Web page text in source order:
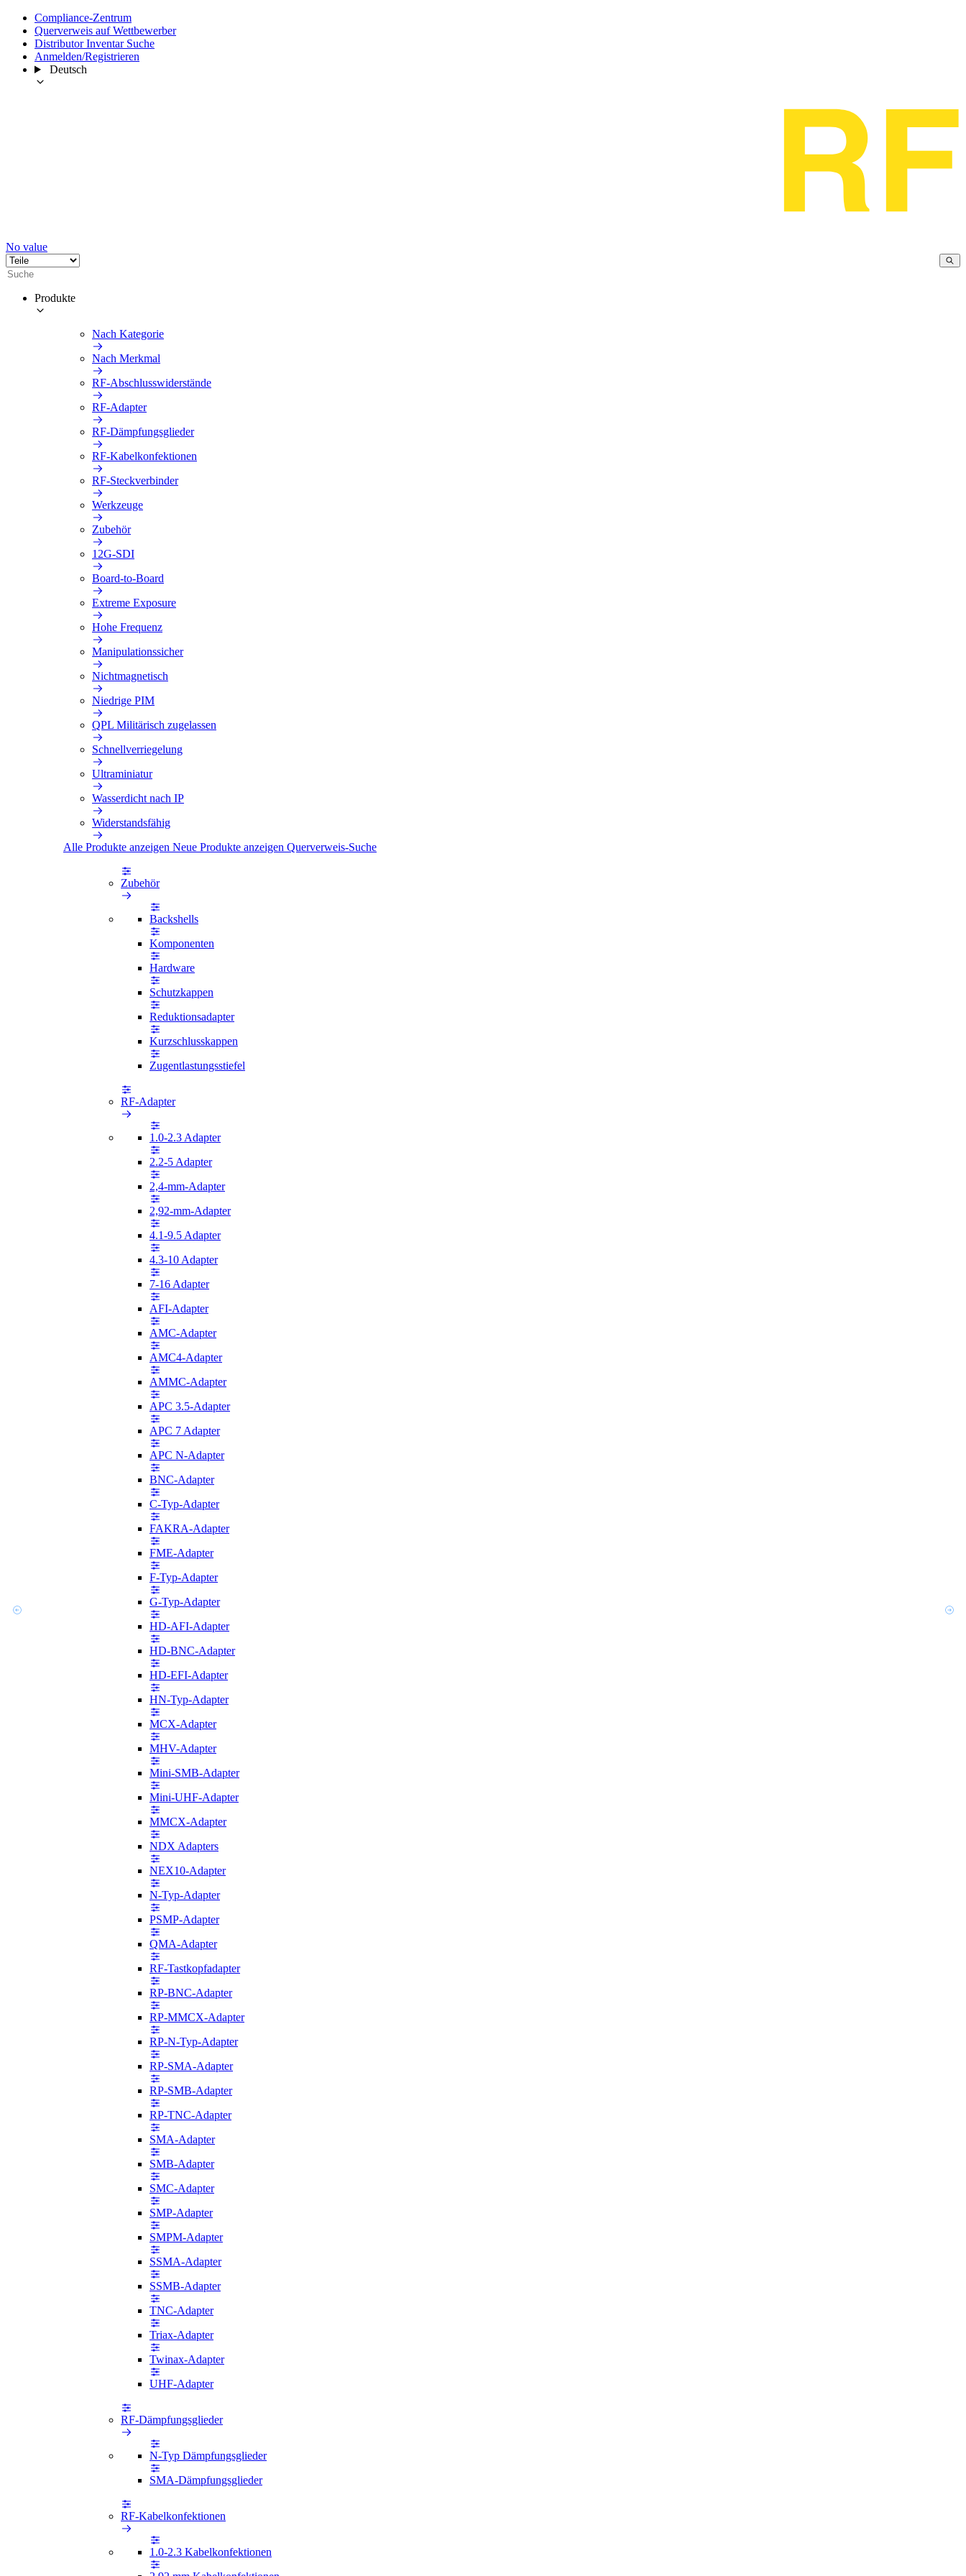
Compliance-Zentrum
Querverweis auf Wettbewerber
Distributor Inventar Suche
Anmelden/Registrieren
Deutsch
No value
Produkte
Nach Kategorie
Nach Merkmal
RF-Abschlusswiderstände
RF-Adapter
RF-Dämpfungsglieder
RF-Kabelkonfektionen
RF-Steckverbinder
Werkzeuge
Zubehör
12G-SDI
Board-to-Board
Extreme Exposure
Hohe Frequenz
Manipulationssicher
Nichtmagnetisch
Niedrige PIM
QPL Militärisch zugelassen
Schnellverriegelung
Ultraminiatur
Wasserdicht nach IP
Widerstandsfähig
Alle Produkte anzeigen Neue Produkte anzeigen Querverweis-Suche
Zubehör
Backshells
Komponenten
Hardware
Schutzkappen
Reduktionsadapter
Kurzschlusskappen
Zugentlastungsstiefel
RF-Adapter
1.0-2.3 Adapter
2.2-5 Adapter
2,4-mm-Adapter
2,92-mm-Adapter
4.1-9.5 Adapter
4.3-10 Adapter
7-16 Adapter
AFI-Adapter
AMC-Adapter
AMC4-Adapter
AMMC-Adapter
APC 3.5-Adapter
APC 7 Adapter
APC N-Adapter
BNC-Adapter
C-Typ-Adapter
FAKRA-Adapter
FME-Adapter
F-Typ-Adapter
G-Typ-Adapter
HD-AFI-Adapter
HD-BNC-Adapter
HD-EFI-Adapter
HN-Typ-Adapter
MCX-Adapter
MHV-Adapter
Mini-SMB-Adapter
Mini-UHF-Adapter
MMCX-Adapter
NDX Adapters
NEX10-Adapter
N-Typ-Adapter
PSMP-Adapter
QMA-Adapter
RF-Tastkopfadapter
RP-BNC-Adapter
RP-MMCX-Adapter
RP-N-Typ-Adapter
RP-SMA-Adapter
RP-SMB-Adapter
RP-TNC-Adapter
SMA-Adapter
SMB-Adapter
SMC-Adapter
SMP-Adapter
SMPM-Adapter
SSMA-Adapter
SSMB-Adapter
TNC-Adapter
Triax-Adapter
Twinax-Adapter
UHF-Adapter
RF-Dämpfungsglieder
N-Typ Dämpfungsglieder
SMA-Dämpfungsglieder
RF-Kabelkonfektionen
1.0-2.3 Kabelkonfektionen